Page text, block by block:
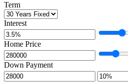
Term
Interest
Home Price
Down Payment